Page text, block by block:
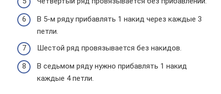
В 5-м ряду прибавлять 1 накид через каждые 3
петли.
Шестой ряд провязывается без накидов.
В седьмом ряду нужно прибавлять 1 накид
каждые 4 петли.